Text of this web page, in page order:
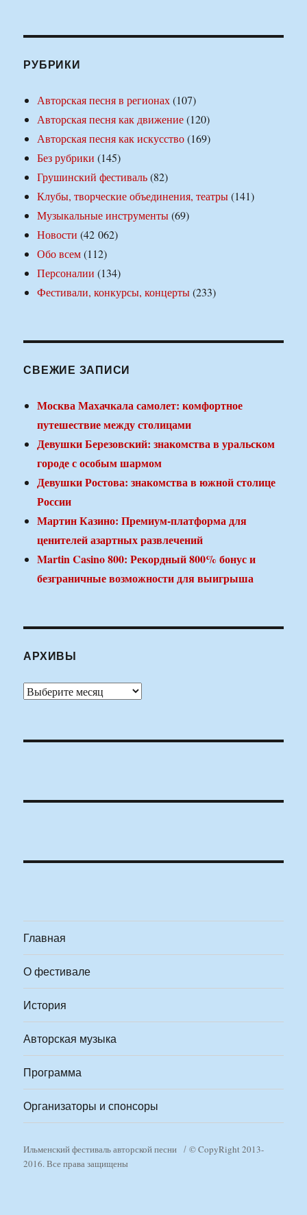
РУБРИКИ
Авторская песня в регионах(107)
Авторская песня как движение(120)
Авторская песня как искусство(169)
Без рубрики (145)
Грушинский фестиваль(82)
Клубы, творческие объединения, театры(141)
Музыкальные инструменты(69)
Новости (42 062)
Обо всем(112)
Персоналии (134)
Фестивали, конкурсы, концерты(233)
СВЕЖИЕ ЗАПИСИ
Москва Махачкала самолет: комфортное
путешествие между столицами
Девушки Березовский: знакомства в уральском
городе с особым шармом
Девушки Ростова: знакомства в южной столице
России
Мартин Казино: Премиум-платформа для
ценителей азартных развлечений
Martin Casino 800: Рекордный 800% бонус и
безграничные возможности для выигрыша
АРХИВЫ
Архивы
Главная
О фестивале
История
Авторская музыка
Программа
Организаторы и спонсоры
Ильменский фестиваль авторской песни
© CopyRight 2013-
2016. Все права защищены